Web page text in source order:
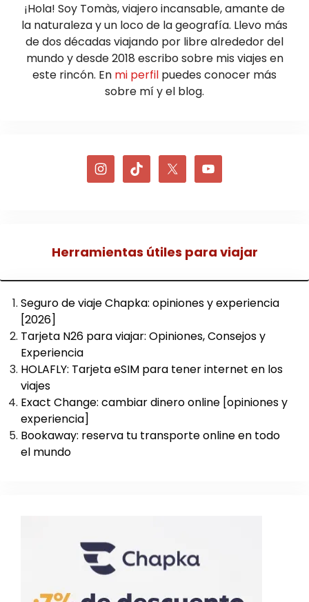
¡Hola! Soy Tomàs, viajero incansable, amante de
la naturaleza y un loco de la geografía. Llevo más
de dos décadas viajando por libre alrededor del
mundo y desde 2018 escribo sobre mis viajes en
este rincón. En mi perfil puedes conocer más
sobre mí y el blog.
Herramientas útiles para viajar
Seguro de viaje Chapka: opiniones y experiencia
[2026]
Tarjeta N26 para viajar: Opiniones, Consejos y
Experiencia
HOLAFLY: Tarjeta eSIM para tener internet en los
viajes
Exact Change: cambiar dinero online [opiniones y
experiencia]
Bookaway: reserva tu transporte online en todo
el mundo